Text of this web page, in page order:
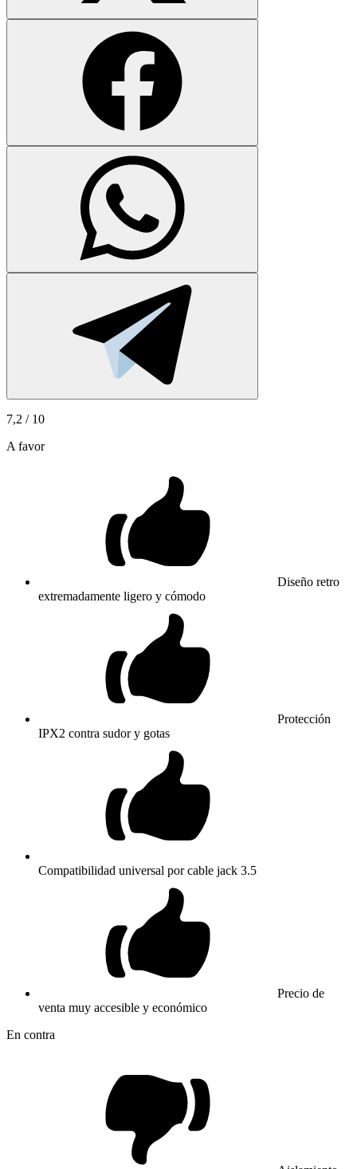
7,2 / 10
A favor
Diseño retro
extremadamente ligero y cómodo
Protección
IPX2 contra sudor y gotas
Compatibilidad universal por cable jack 3.5
Precio de
venta muy accesible y económico
En contra